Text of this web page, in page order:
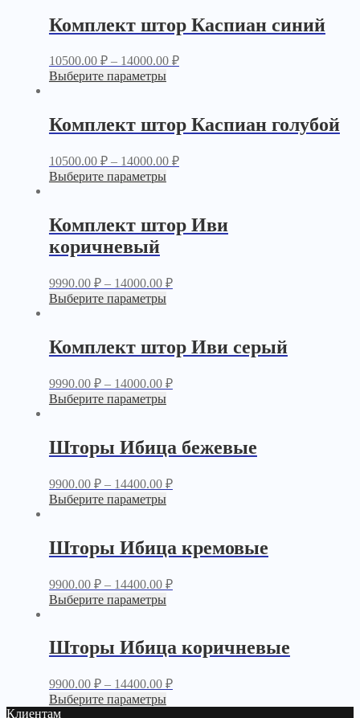
Комплект штор Каспиан синий
10500.00 ₽– 14000.00 ₽
Выберите параметры
Комплект штор Каспиан голубой
10500.00 ₽– 14000.00 ₽
Выберите параметры
Комплект штор Иви
коричневый
9990.00 ₽– 14000.00 ₽
Выберите параметры
Комплект штор Иви серый
9990.00 ₽– 14000.00 ₽
Выберите параметры
Шторы Ибица бежевые
9900.00 ₽– 14400.00 ₽
Выберите параметры
Шторы Ибица кремовые
9900.00 ₽– 14400.00 ₽
Выберите параметры
Шторы Ибица коричневые
9900.00 ₽– 14400.00 ₽
Выберите параметры
Клиентам